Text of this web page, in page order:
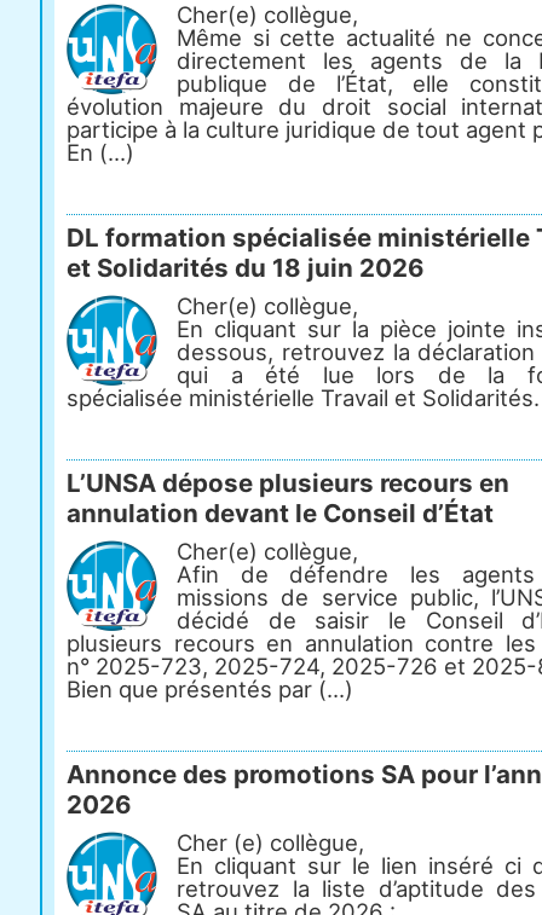
Cher(e) collègue,
Même si cette actualité ne
directement les agents de la
publique de l’État, elle
évolution majeure du droit social
participe à la culture juridique de tout agent
En (...)
DL formation spécialisée ministérielle
et Solidarités du 18 juin 2026
Cher(e) collègue,
En cliquant sur la pièce jointe
dessous, retrouvez la déclaration
qui a été lue lors de la
spécialisée ministérielle Travail et Solidarités.
L’UNSA dépose plusieurs recours en
annulation devant le Conseil d’État
Cher(e) collègue,
Afin de défendre les
missions de service public,
décidé de saisir le Conseil
plusieurs recours en annulation contre
n° 2025-723, 2025-724, 2025-726 et 2025-
Bien que présentés par (...)
Annonce des promotions SA pour
2026
Cher (e) collègue,
En cliquant sur le lien inséré ci
retrouvez la liste d’aptitude